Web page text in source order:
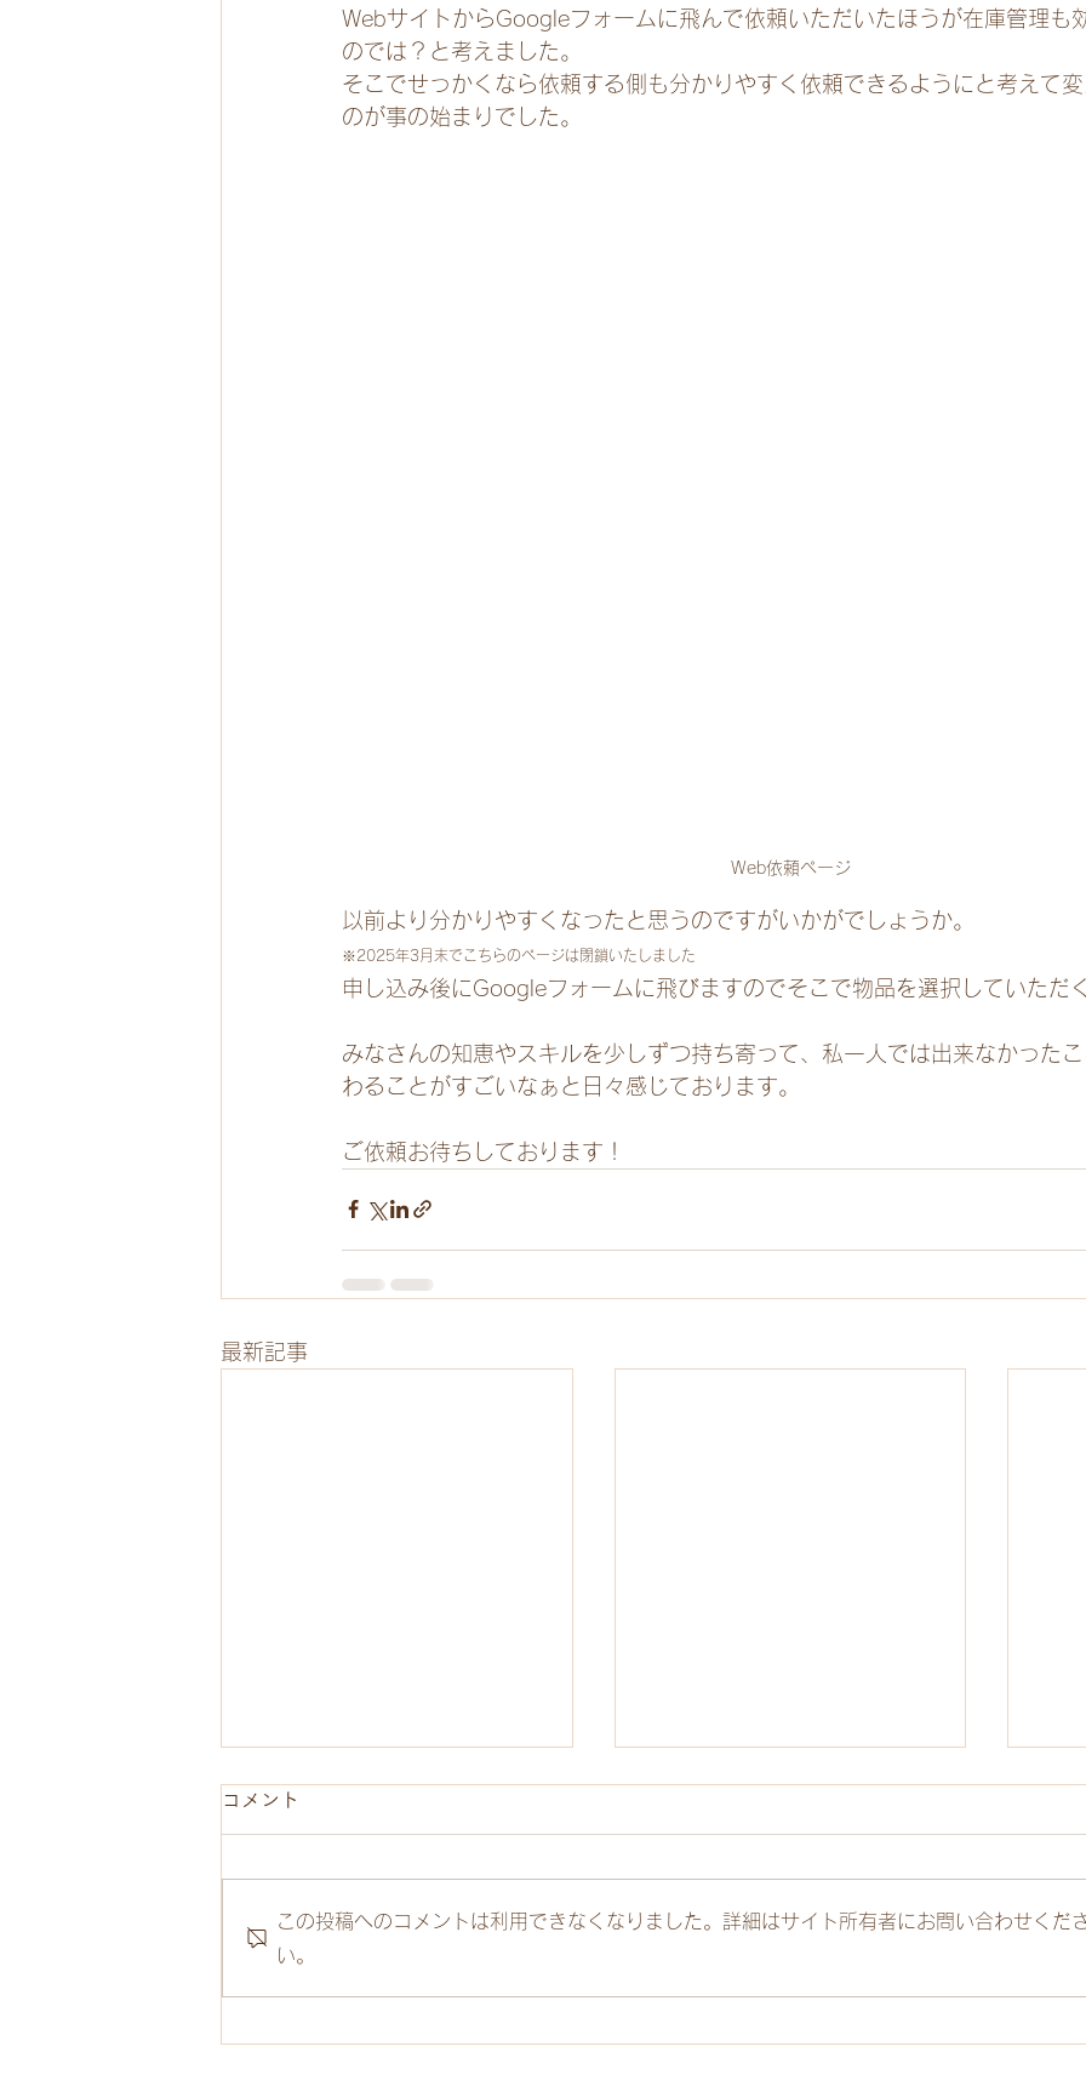
WebサイトからGoogleフォームに飛んで依頼いただいたほうが在庫管理も
のでは？と考えました。
そこでせっかくなら依頼する側も分かりやすく依頼できるようにと考えて
のが事の始まりでした。
Web依頼ページ
以前より分かりやすくなったと思うのですがいかがでしょうか。
※2025年3月末でこちらのページは閉鎖いたしました
申し込み後にGoogleフォームに飛びますのでそこで物品を選択していただ
みなさんの知恵やスキルを少しずつ持ち寄って、私一人では出来なかった
わることがすごいなぁと日々感じております。
ご依頼お待ちしております！
最新記事
精神科病院内でえらんでマル
精神科病院内でえらんでマル
特定
コメント
この投稿へのコメントは利用できなくなりました。詳細はサイト所有者にお問い合わせくだ
い。